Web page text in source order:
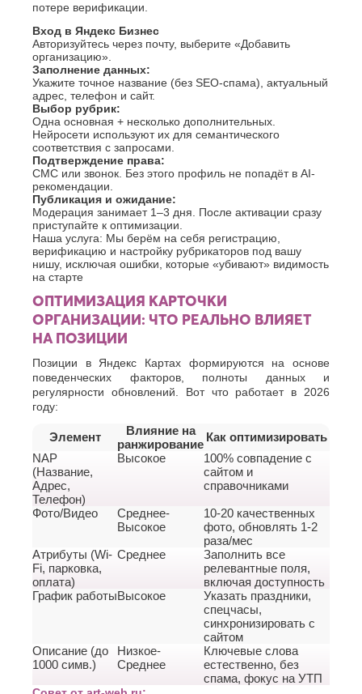
потере верификации.
Вход в Яндекс Бизнес
Авторизуйтесь через почту, выберите «Добавить
организацию».
Заполнение данных:
Укажите точное название (без SEO-спама), актуальный
адрес, телефон и сайт.
Выбор рубрик:
Одна основная + несколько дополнительных.
Нейросети используют их для семантического
соответствия с запросами.
Подтверждение права:
СМС или звонок. Без этого профиль не попадёт в AI-
рекомендации.
Публикация и ожидание:
Модерация занимает 1–3 дня. После активации сразу
приступайте к оптимизации.
Наша услуга: Мы берём на себя регистрацию,
верификацию и настройку рубрикаторов под вашу
нишу, исключая ошибки, которые «убивают» видимость
на старте
ОПТИМИЗАЦИЯ КАРТОЧКИ
ОРГАНИЗАЦИИ: ЧТО РЕАЛЬНО ВЛИЯЕТ
НА ПОЗИЦИИ
Позиции в Яндекс Картах формируются на основе
поведенческих факторов, полноты данных и
регулярности обновлений. Вот что работает в 2026
году:
Элемент
Влияние на
ранжирование
Как оптимизировать
NAP
(Название,
Адрес,
Телефон)
Высокое
100% совпадение с
сайтом и
справочниками
Фото/Видео
Среднее-
Высокое
10-20 качественных
фото, обновлять 1-2
раза/мес
Атрибуты (Wi-
Fi, парковка,
оплата)
Среднее
Заполнить все
релевантные поля,
включая доступность
График работыВысокое
Указать праздники,
спецчасы,
синхронизировать с
сайтом
Описание (до
1000 симв.)
Низкое-
Среднее
Ключевые слова
естественно, без
спама, фокус на УТП